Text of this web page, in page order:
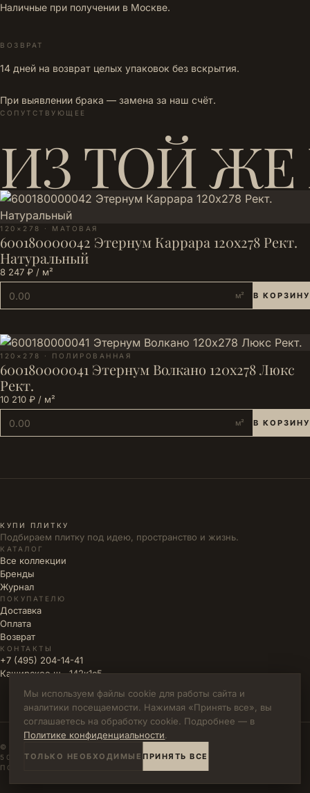
Наличные при получении в Москве.
ВОЗВРАТ
14 дней на возврат целых упаковок без вскрытия.
При выявлении брака — замена за наш счёт.
СОПУТСТВУЮЩЕЕ
ИЗ ТОЙ ЖЕ
120×278 · МАТОВАЯ
600180000042 Этернум Каррара 120х278 Рект.
Натуральный
8 247 ₽ / м²
м² В КОРЗИНУ
120×278 · ПОЛИРОВАННАЯ
600180000041 Этернум Волкано 120х278 Люкс
Рект.
10 210 ₽ / м²
м² В КОРЗИНУ
КУПИ ПЛИТКУ
Подбираем плитку под идею, пространство и жизнь.
КАТАЛОГ
Все коллекции
Бренды
Журнал
ПОКУПАТЕЛЮ
Доставка
Оплата
Возврат
КОНТАКТЫ
+7 (495) 204-14-41
Каширское ш., 142к1с5
© 2026 КУПИ ПЛИТКУ · ИП ВЛАДИМИРОВА М.Н. · ИНН
502771785894
ПОЛИТИКА КОНФИДЕНЦИАЛЬНОСТИ
Мы используем файлы cookie для работы сайта и
аналитики посещаемости. Нажимая «Принять все», вы
соглашаетесь на обработку cookie. Подробнее — в
Политике конфиденциальности.
ТОЛЬКО НЕОБХОДИМЫЕ ПРИНЯТЬ ВСЕ